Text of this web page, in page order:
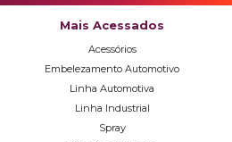
Mais Acessados
Acessórios
Embelezamento Automotivo
Linha Automotiva
Linha Industrial
Spray